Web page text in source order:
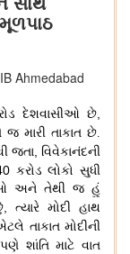
Ahmedabad
દેશવાસીઓ છે,
જ મારી તાકાત છે.
જતા, વિવેકાનંદની
કરોડ લોકો સુધી
અને તેથી જ હું
,ત્યારે મોદી હાથ
તાકાત મોદીની
શાંતિ માટે વાત